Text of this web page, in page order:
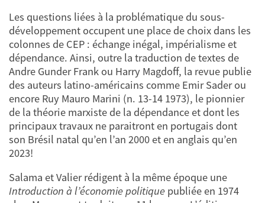
Les questions liées à la problématique du sous-
développement occupent une place de choix dans les
colonnes de CEP : échange inégal, impérialisme et
dépendance. Ainsi, outre la traduction de textes de
Andre Gunder Frank ou Harry Magdoff, la revue publie
des auteurs latino-américains comme Emir Sader ou
encore Ruy Mauro Marini (n. 13-14 1973), le pionnier
de la théorie marxiste de la dépendance et dont les
principaux travaux ne paraitront en portugais dont
son Brésil natal qu’en l’an 2000 et en anglais qu’en
2023!
Salama et Valier rédigent à la même époque une
Introduction à l’économie politique publiée en 1974